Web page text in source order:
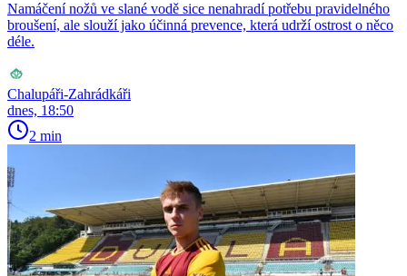
Namáčení nožů ve slané vodě sice nenahradí potřebu pravidelného
broušení, ale slouží jako účinná prevence, která udrží ostrost o něco
déle.
Chalupáři-Zahrádkáři
dnes, 18:50
2 min